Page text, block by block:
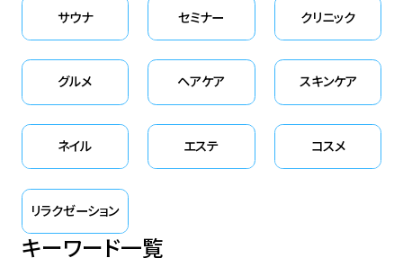
サウナ セミナー クリニック
グルメ ヘアケア スキンケア
ネイル エステ コスメ
リラクゼーション
キーワード一覧